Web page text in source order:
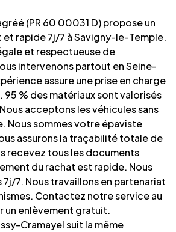
(PR 60 00031 D) propose un
rapide 7j/7 à Savigny-le-Temple.
et respectueuse de
intervenons partout en Seine-
assure une prise en charge
95 % des matériaux sont valorisés
acceptons les véhicules sans
Nous sommes votre épaviste
assurons la traçabilité totale de
recevez tous les documents
du rachat est rapide. Nous
7. Nous travaillons en partenariat
Contactez notre service au
un enlèvement gratuit.
Cramayel suit la même